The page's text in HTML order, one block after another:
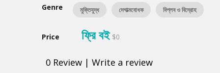
Genre মুক্তিযুদ্ধ দেশাত্মবোধক বিপ্লব ও বিদ্রোহ
Price ফ্রি বই $0
0 Review | Write a review